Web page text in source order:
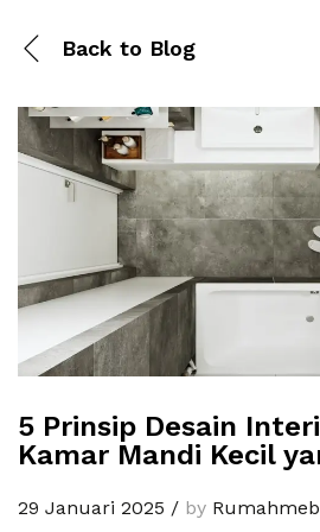
Back to Blog
5 Prinsip Desain
Kamar Mandi Kecil
29 Januari 2025 / by